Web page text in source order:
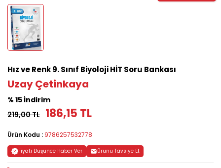
Hız ve Renk 9. Sınıf Biyoloji HİT Soru Bankası
Uzay Çetinkaya
% 15 İndirim
219,00 TL 186,15 TL
Ürün Kodu : 9786257532778
Fiyatı Düşünce Haber Ver Ürünü Tavsiye Et